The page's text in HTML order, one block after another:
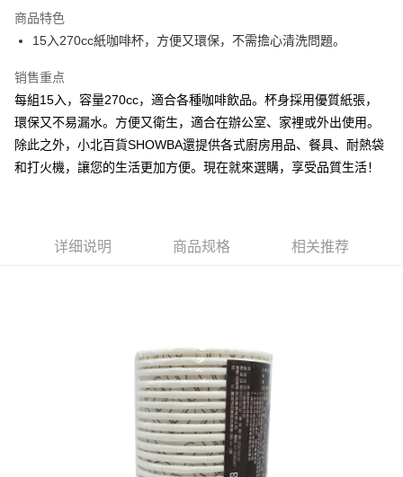
Apple Pay
街口支付
悠遊付
Google Pay
AFTEE先享后付
請留意繳費期限為 14 天。唯有下載 AFTEE App 成為 AFTEE 會員者方能享
有最長 45 天內付款之服務。
繳費期限，為商家向您請款的時間，再加上使用AFTEE可延長的天數所計算
出。使用AFTEE下訂可以延長您收到商品前的繳費天數，但無法保證一定能
夠在期限內收到商品(例如:預購商品或預計到貨時間較長者)。因此無論收到
商品與否，仍需要請您在AFTEE規定的時間內完成繳費。
每笔NT$60，满NT$599(含以上)免运费
每笔NT$60，满NT$599(含以上)免运费
商品特色
15入270cc紙咖啡杯，方便又環保，不需擔心清洗問題。
销售重点
每組15入，容量270cc，適合各種咖啡飲品。杯身採用優質紙張，
環保又不易漏水。方便又衛生，適合在辦公室、家裡或外出使用。
除此之外，小北百貨SHOWBA還提供各式廚房用品、餐具、耐熱袋
和打火機，讓您的生活更加方便。現在就來選購，享受品質生活！
详细说明 商品规格 相关推荐